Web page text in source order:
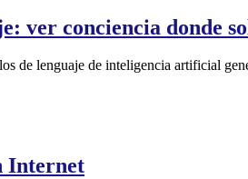
ver conciencia donde
de lenguaje de inteligencia artificial
Internet